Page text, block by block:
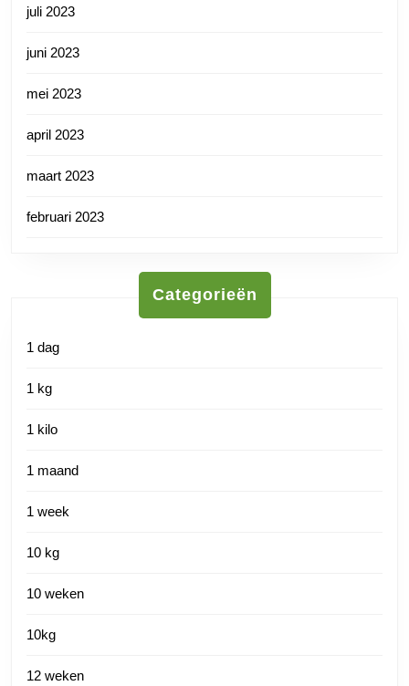
juli 2023
juni 2023
mei 2023
april 2023
maart 2023
februari 2023
Categorieën
1 dag
1 kg
1 kilo
1 maand
1 week
10 kg
10 weken
10kg
12 weken